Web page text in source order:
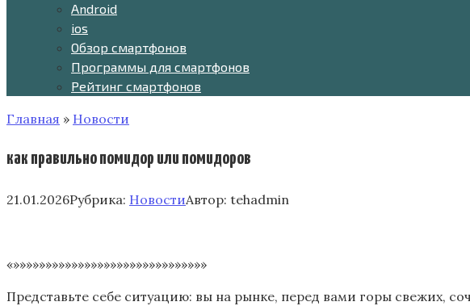
Android
ios
Обзор смартфонов
Программы для смартфонов
Рейтинг смартфонов
Главная » Новости
как правильно помидор или помидоров
21.01.2026Рубрика: НовостиАвтор: tehadmin
«»»»»»»»»»»»»»»»»»»»»»»»»»»»»»»
Представьте себе ситуацию: вы на рынке, перед вами горы свежих,